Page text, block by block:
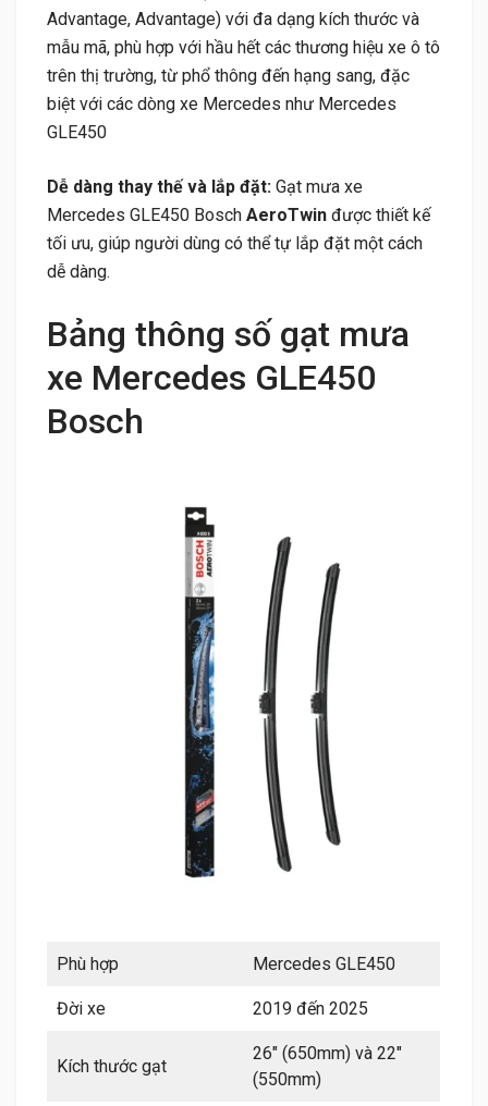
Advantage, Advantage) với đa dạng kích thước và
mẫu mã, phù hợp với hầu hết các thương hiệu xe ô tô
trên thị trường, từ phổ thông đến hạng sang, đặc
biệt với các dòng xe Mercedes như Mercedes
GLE450
Dễ dàng thay thế và lắp đặt: Gạt mưa xe
Mercedes GLE450 Bosch AeroTwin được thiết kế
tối ưu, giúp người dùng có thể tự lắp đặt một cách
dễ dàng.
Bảng thông số gạt mưa
xe Mercedes GLE450
Bosch
Phù hợp Mercedes GLE450
Đời xe 2019 đến 2025
Kích thước gạt
26″ (650mm) và 22″
(550mm)